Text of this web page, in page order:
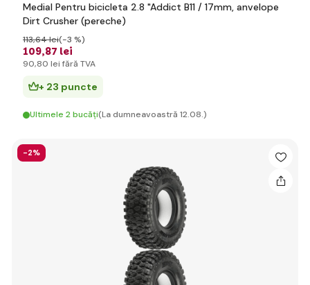
Medial Pentru bicicleta 2.8 "Addict B11 / 17mm, anvelope
Dirt Crusher (pereche)
109,87 lei
113,64 lei(-3 %)
90,80 lei fără TVA
+ 23 puncte
Ultimele 2 bucăți(La dumneavoastră 12.08.)
-2%